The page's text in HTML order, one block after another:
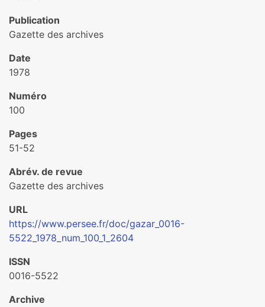
Publication
Gazette des archives
Date
1978
Numéro
100
Pages
51-52
Abrév. de revue
Gazette des archives
URL
https://www.persee.fr/doc/gazar_0016-
5522_1978_num_100_1_2604
ISSN
0016-5522
Archive